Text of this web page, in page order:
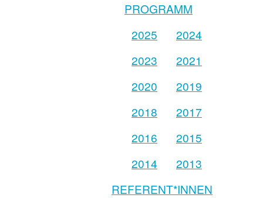
PROGRAMM
2025
2024
2023
2021
2020
2019
2018
2017
2016
2015
2014
2013
REFERENT*INNEN